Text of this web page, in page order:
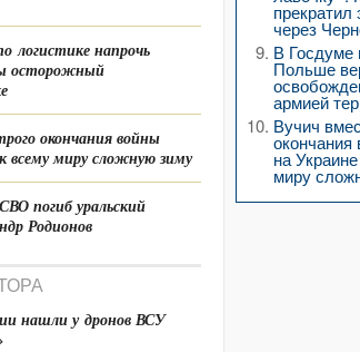
логистике напрочь
осторожный
окончания войны
всему миру сложную зиму
погиб уральский
Родионов
нашли у дронов ВСУ
прекратил
через
В Госдуме
Польше
армией
Вучич
окончания
на
миру